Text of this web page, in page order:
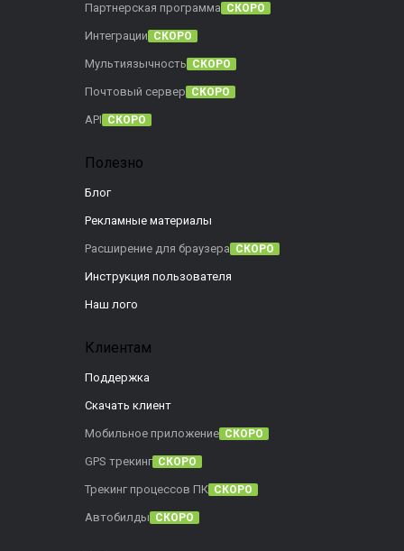
Партнерская программа СКОРО
Интеграции СКОРО
Мультиязычность СКОРО
Почтовый сервер СКОРО
API СКОРО
Полезно
Блог
Рекламные материалы
Расширение для браузера СКОРО
Инструкция пользователя
Наш лого
Клиентам
Поддержка
Скачать клиент
Мобильное приложение СКОРО
GPS трекинг СКОРО
Трекинг процессов ПК СКОРО
Автобилды СКОРО